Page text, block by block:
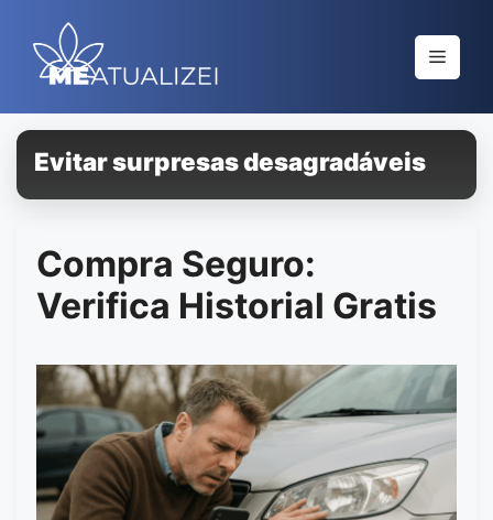
contenido
Menú
Evitar surpresas desagradáveis
Compra Seguro:
Verifica Historial Gratis